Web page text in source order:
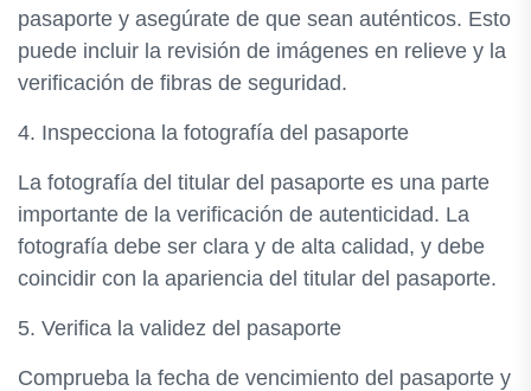
pasaporte y asegúrate de que sean auténticos. Esto
puede incluir la revisión de imágenes en relieve y la
verificación de fibras de seguridad.
4. Inspecciona la fotografía del pasaporte
La fotografía del titular del pasaporte es una parte
importante de la verificación de autenticidad. La
fotografía debe ser clara y de alta calidad, y debe
coincidir con la apariencia del titular del pasaporte.
5. Verifica la validez del pasaporte
Comprueba la fecha de vencimiento del pasaporte y